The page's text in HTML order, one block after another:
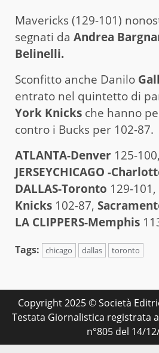
Mavericks (129-101)
segnati da Andrea
Belinelli.
Sconfitto anche Danilo
entrato nel quintetto di
York Knicks che hanno
contro i Bucks per 102-87.
ATLANTA-Denver 125-100,
JERSEYCHICAGO -
DALLAS-Toronto 129-101,
Knicks 102-87,
LA CLIPPERS-Memphis
Tags: chicago dallas toronto
Copyright 2025 © Società
Testata Giornalistica registrata
n°805 del 14/